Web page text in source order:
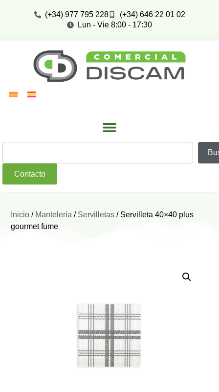
(+34) 977 795 228
(+34) 646 22 01 02
Lun - Vie 8:00 - 17:30
Contacto
Inicio / Mantelería / Servilletas / Servilleta 40×40 plus
gourmet fume